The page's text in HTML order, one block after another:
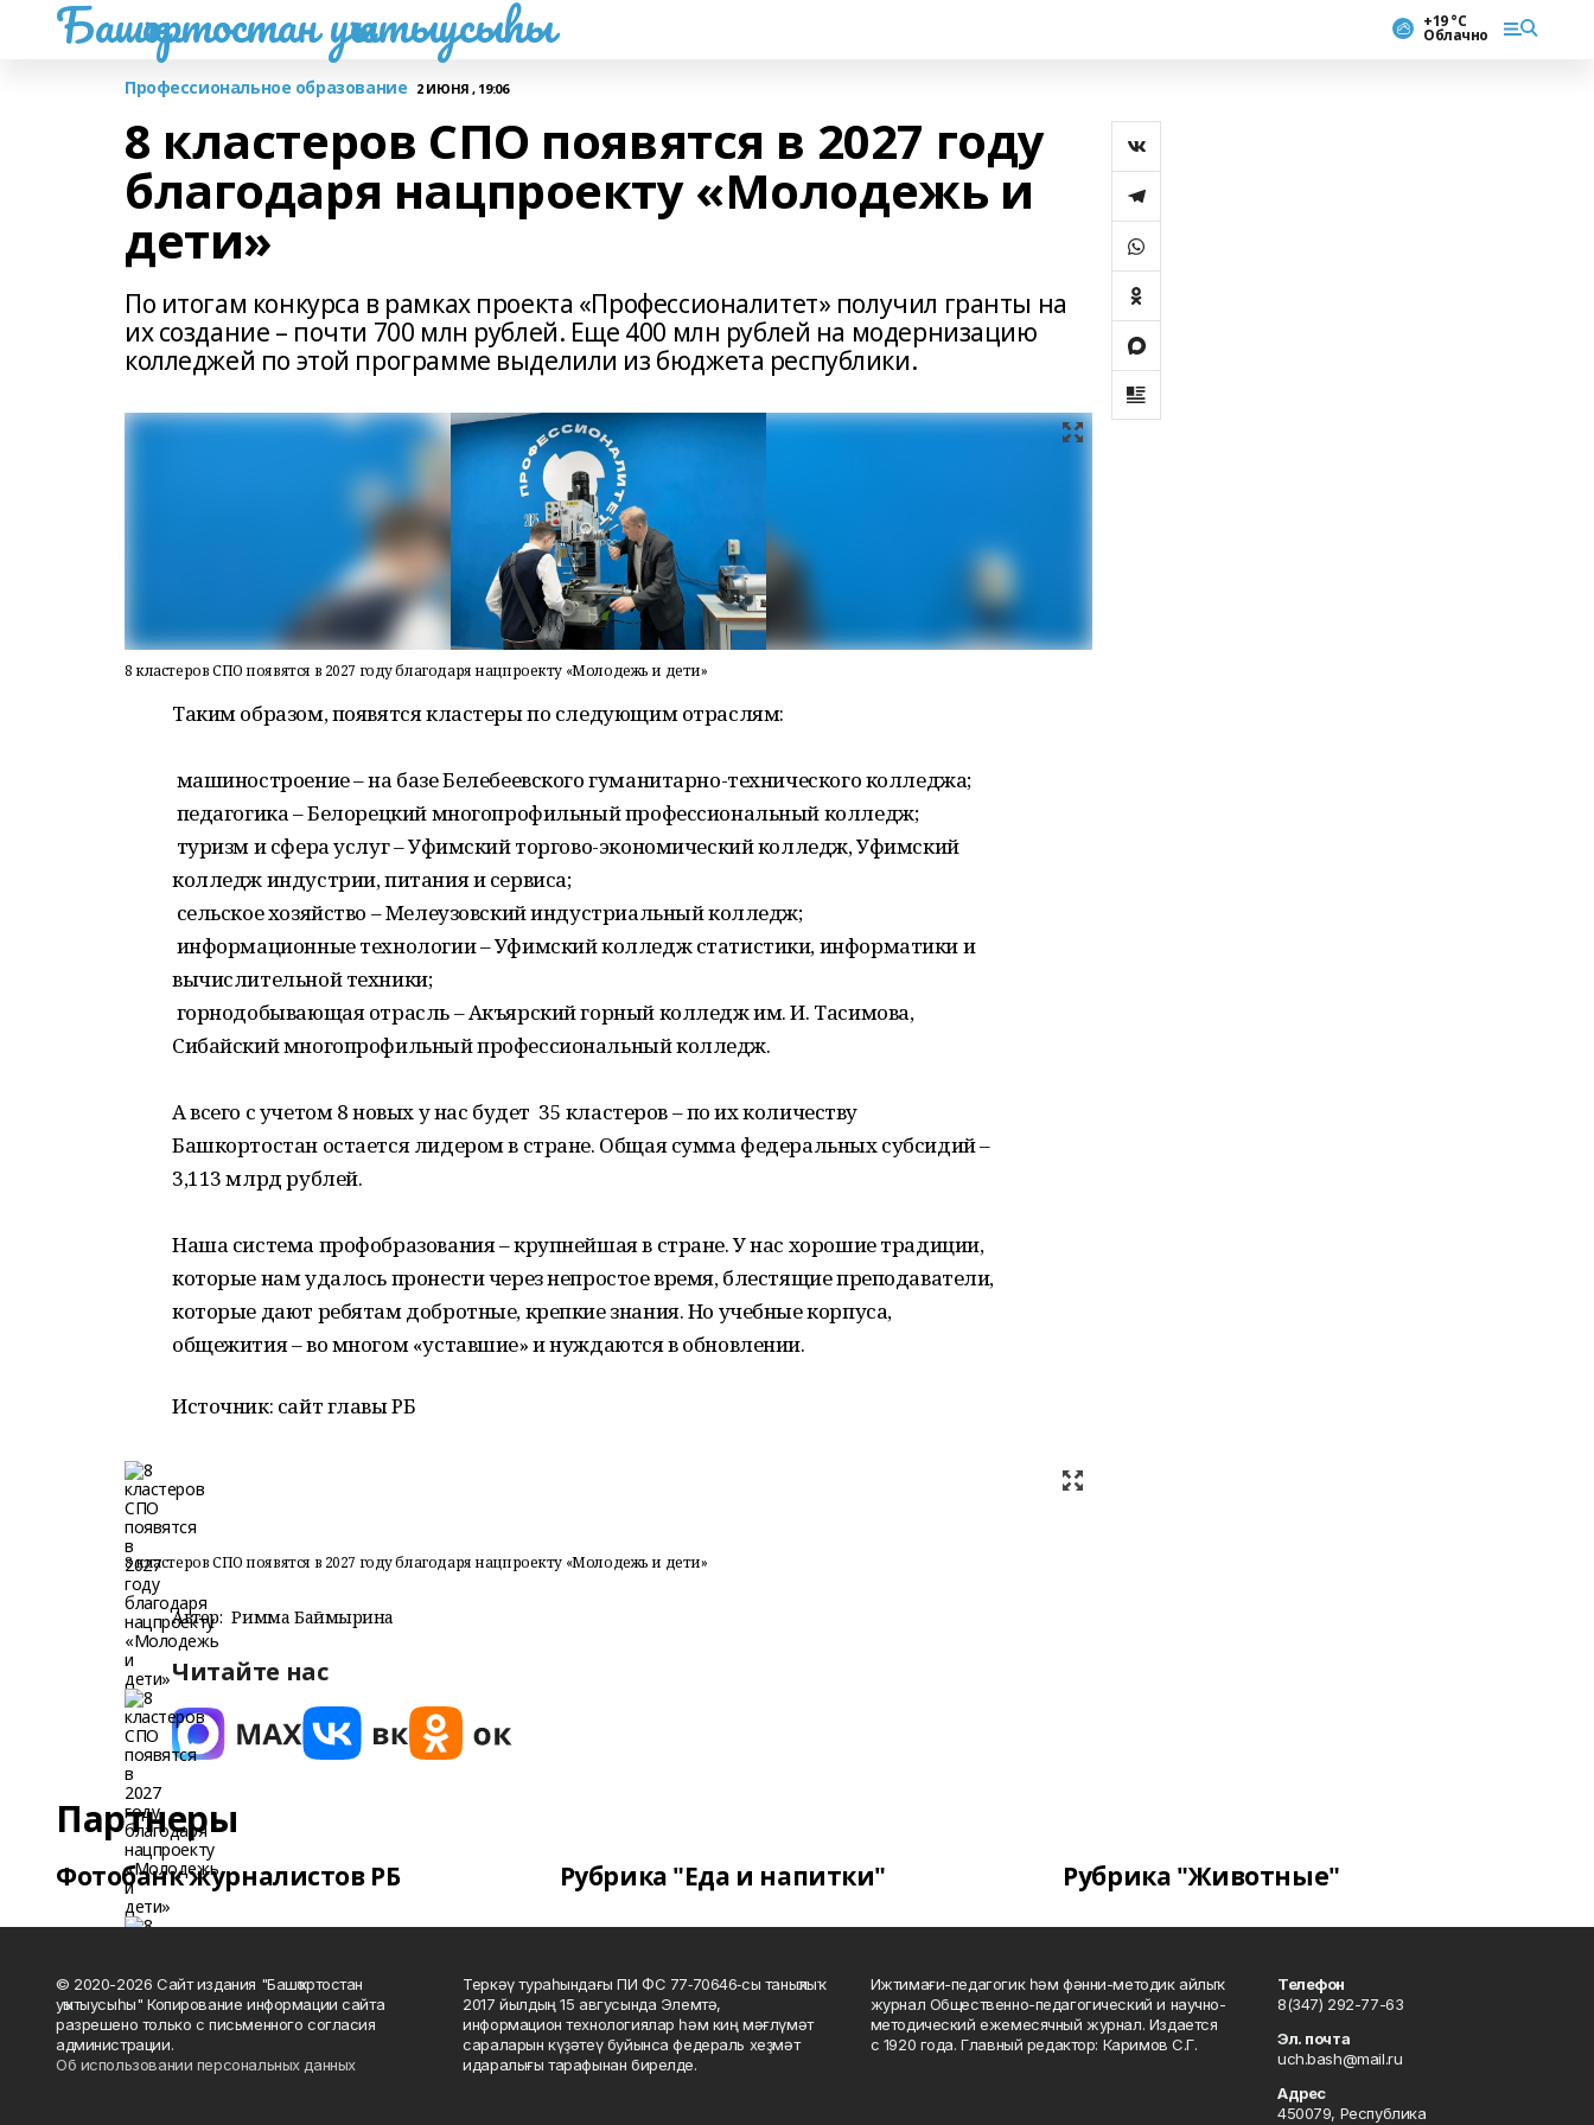
Башҡортостан уҡытыусыһы +19 °С
Облачно
Профессиональное образование 2 ИЮНЯ , 19:06
8 кластеров СПО появятся в 2027 году
благодаря нацпроекту «Молодежь и
дети»
По итогам конкурса в рамках проекта «Профессионалитет» получил гранты на
их создание – почти 700 млн рублей. Еще 400 млн рублей на модернизацию
колледжей по этой программе выделили из бюджета республики.
8 кластеров СПО появятся в 2027 году благодаря нацпроекту «Молодежь и дети»
Таким образом, появятся кластеры по следующим отраслям:
машиностроение – на базе Белебеевского гуманитарно-технического колледжа;
педагогика – Белорецкий многопрофильный профессиональный колледж;
туризм и сфера услуг – Уфимский торгово-экономический колледж, Уфимский
колледж индустрии, питания и сервиса;
сельское хозяйство – Мелеузовский индустриальный колледж;
информационные технологии – Уфимский колледж статистики, информатики и
вычислительной техники;
горнодобывающая отрасль – Акъярский горный колледж им. И. Тасимова,
Сибайский многопрофильный профессиональный колледж.
А всего с учетом 8 новых у нас будет 35 кластеров – по их количеству
Башкортостан остается лидером в стране. Общая сумма федеральных субсидий –
3,113 млрд рублей.
Наша система профобразования – крупнейшая в стране. У нас хорошие традиции,
которые нам удалось пронести через непростое время, блестящие преподаватели,
которые дают ребятам добротные, крепкие знания. Но учебные корпуса,
общежития – во многом «уставшие» и нуждаются в обновлении.
Источник: сайт главы РБ
8 кластеров СПО появятся в 2027 году благодаря нацпроекту «Молодежь и дети»
Автор: Римма Баймырҙина
Читайте нас
Партнеры
Фотобанк журналистов РБ Рубрика "Еда и напитки" Рубрика "Животные"
© 2020-2026 Сайт издания "Башҡортостан
уҡытыусыһы" Копирование информации сайта
разрешено только с письменного согласия
администрации.
Об использовании персональных данных
Теркәү тураһындағы ПИ ФС 77‑70646‑сы таныҡлыҡ
2017 йылдың 15 авгусында Элемтә,
информацион технологиялар һәм киң мәғлүмәт
сараларын күҙәтеү буйынса федераль хеҙмәт
идаралығы тарафынан бирелде.
Ижтимағи-педагогик һәм фәнни-методик айлыҡ
журнал Общественно-педагогический и научно-
методический ежемесячный журнал. Издается
с 1920 года. Главный редактор: Каримов С.Г.
Телефон
8(347) 292-77-63
Эл. почта
uch.bash@mail.ru
Адрес
450079, Республика